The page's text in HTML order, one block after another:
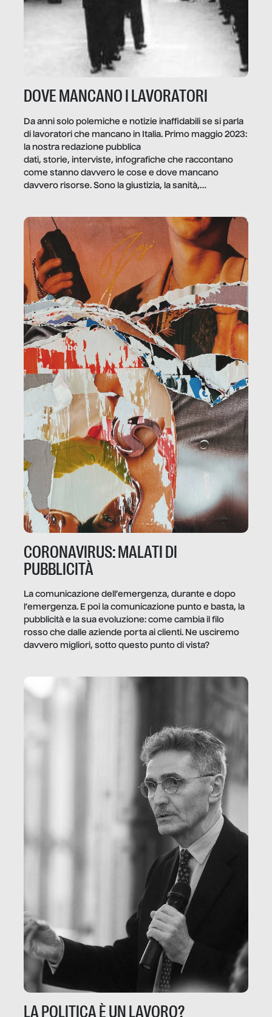
DOVE MANCANO I LAVORATORI
Da anni solo polemiche e notizie inaffidabili se si parla
di lavoratori che mancano in Italia. Primo maggio 2023:
la nostra redazione pubblica
dati, storie, interviste, infografiche che raccontano
come stanno davvero le cose e dove mancano
davvero risorse. Sono la giustizia, la sanità,
CORONAVIRUS: MALATI DI
PUBBLICITÀ
La comunicazione dell’emergenza, durante e dopo
l’emergenza. E poi la comunicazione punto e basta, la
pubblicità e la sua evoluzione: come cambia il filo
rosso che dalle aziende porta ai clienti. Ne usciremo
davvero migliori, sotto questo punto di vista?
LA POLITICA È UN LAVORO?